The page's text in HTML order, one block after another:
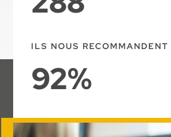
ILS NOUS RECOMMANDENT
92%